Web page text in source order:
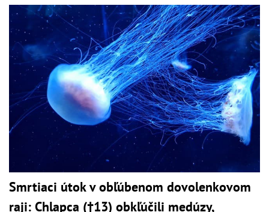
Smrtiaci útok v obľúbenom dovolenkovom
raji: Chlapca (†13) obkľúčili medúzy,